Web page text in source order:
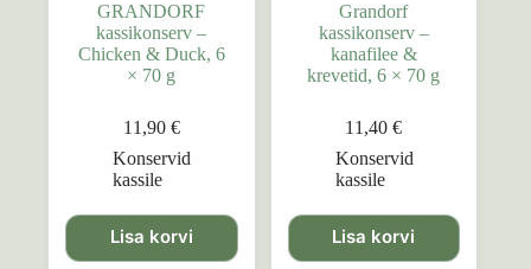
GRANDORF
kassikonserv –
Chicken & Duck, 6
× 70 g
11,90 €
Konservid
kassile
Lisa korvi
Grandorf
kassikonserv –
kanafilee &
krevetid, 6 × 70 g
11,40€
Konservid
kassile
Lisa korvi